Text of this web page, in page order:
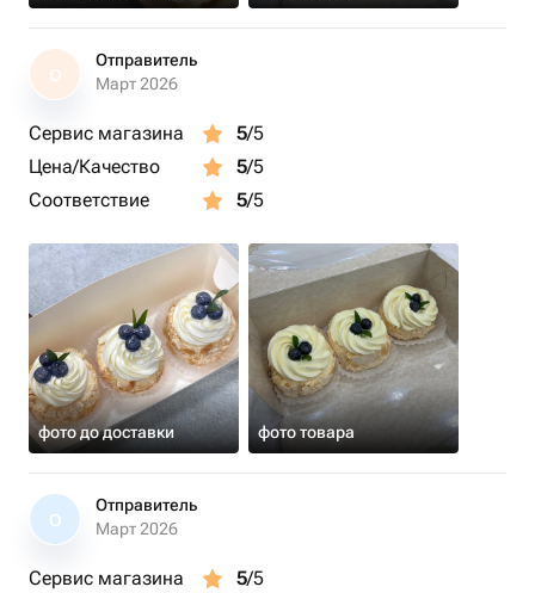
О
Отправитель
Март 2026
Сервис магазина 5/5
Цена/Качество
5/5
Соответствие
5/5
фото до доставки фото товара
О
Отправитель
Март 2026
Сервис магазина 5/5